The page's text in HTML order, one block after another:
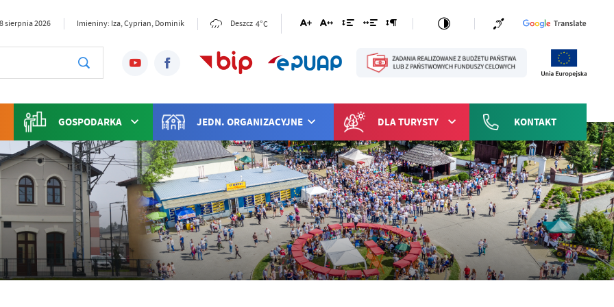
sierpnia 2026 Imieniny: Iza, Cyprian, Dominik Deszcz 4°C
GOSPODARKA JEDN. ORGANIZACYJNE DLA TURYSTY KONTAKT